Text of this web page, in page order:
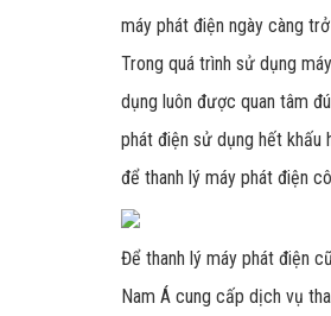
máy phát điện ngày càng
Trong quá trình sử dụng
dụng luôn được quan tâm
phát điện sử dụng hết khấu
để thanh lý máy phát điện
Để thanh lý máy phát điện
Nam Á cung cấp dịch vụ